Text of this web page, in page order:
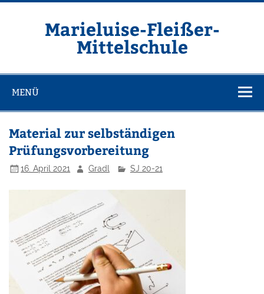
Zum
Marieluise-Fleißer-
Mittelschule
MENÜ
Material zur selbständigen
Prüfungsvorbereitung
16. April 2021 Gradl SJ 20-21